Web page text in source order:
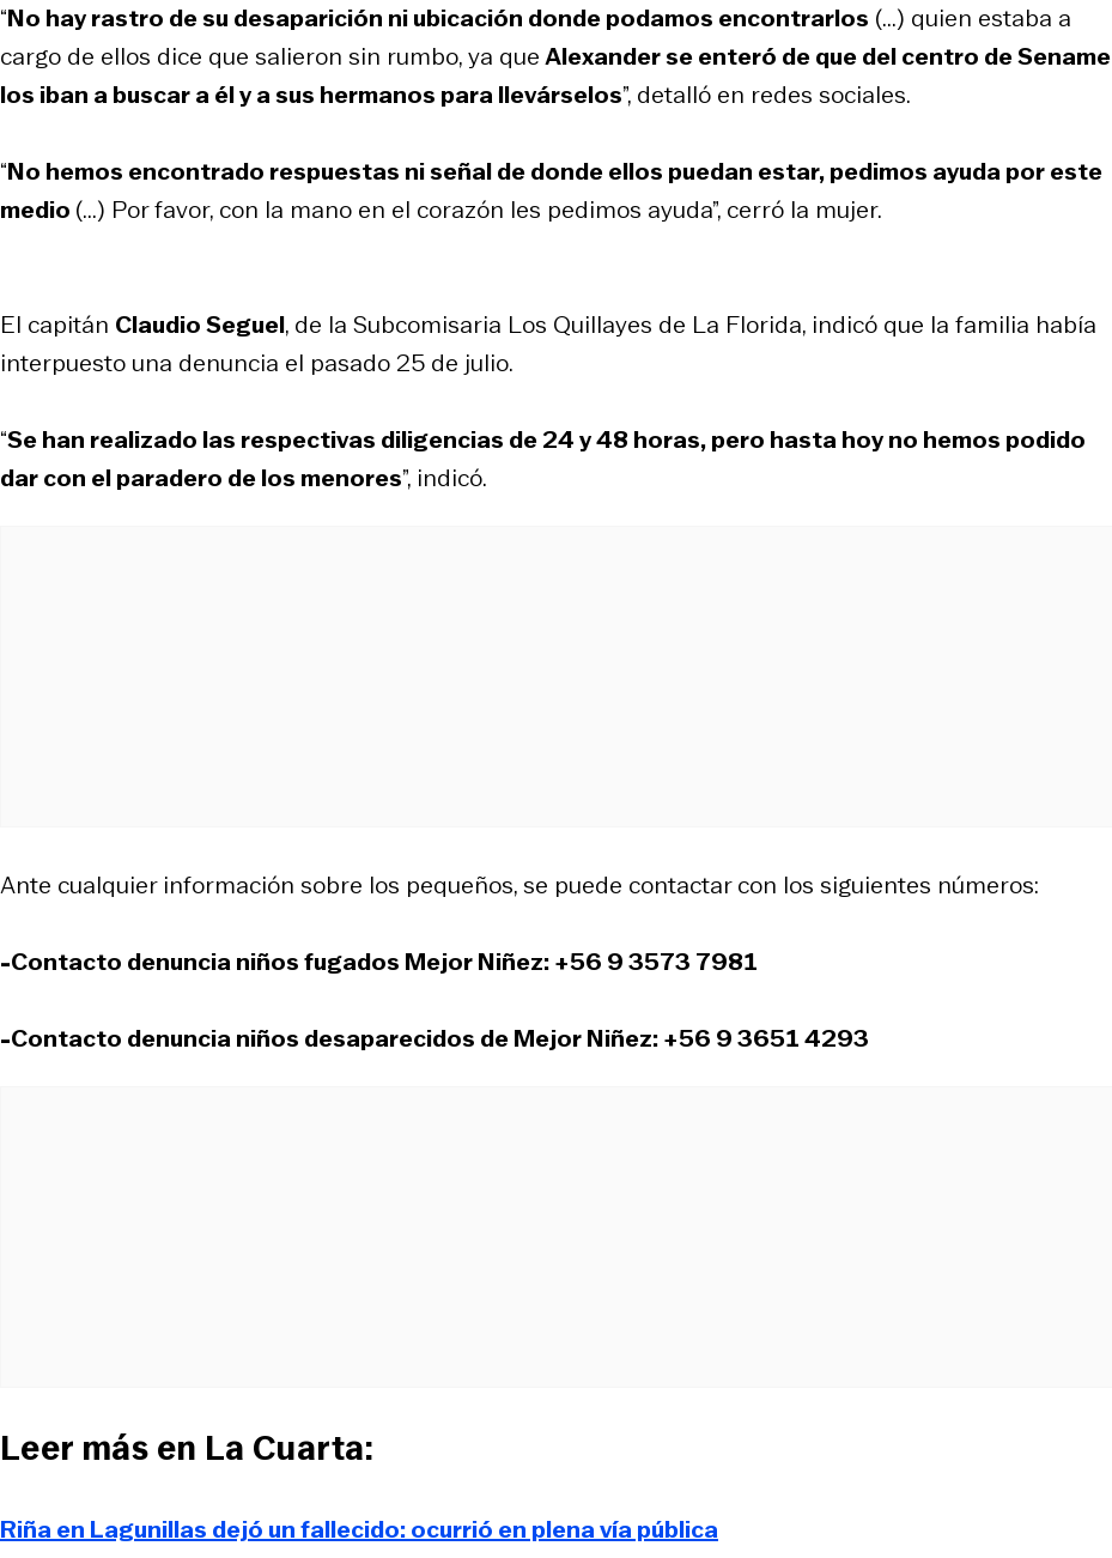
“No hay rastro de su desaparición ni ubicación donde podamos encontrarlos (...) quien estaba a
cargo de ellos dice que salieron sin rumbo, ya queAlexander se enteró de que del centro de Sename
los iban a buscar a él y a sus hermanos para llevárselos”, detalló en redes sociales.
“No hemos encontrado respuestas ni señal de donde ellos puedan estar, pedimos ayuda por este
medio (...) Por favor, con la mano en el corazón les pedimos ayuda”, cerró la mujer.
El capitán Claudio Seguel, de la Subcomisaria Los Quillayes de La Florida, indicó que la familia había
interpuesto una denuncia el pasado 25 de julio.
“Se han realizado las respectivas diligencias de 24 y 48 horas, pero hasta hoy no hemos podido
dar con el paradero de los menores”, indicó.
Ante cualquier información sobre los pequeños, se puede contactar con los siguientes números:
-Contacto denuncia niños fugados Mejor Niñez: +56 9 3573 7981
-Contacto denuncia niños desaparecidos de Mejor Niñez: +56 9 3651 4293
Leer más en La Cuarta:
Riña en Lagunillas dejó un fallecido: ocurrió en plena vía pública